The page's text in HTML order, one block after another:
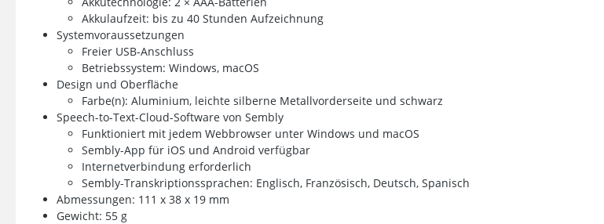
Akkulaufzeit: bis zu 40 Stunden Aufzeichnung
Systemvoraussetzungen
Freier USB-Anschluss
Betriebssystem: Windows, macOS
Design und Oberfläche
Farbe(n): Aluminium, leichte silberne Metallvorderseite und schwarz
Speech-to-Text-Cloud-Software von Sembly
Funktioniert mit jedem Webbrowser unter Windows und macOS
Sembly-App für iOS und Android verfügbar
Internetverbindung erforderlich
Sembly-Transkriptionssprachen: Englisch, Französisch, Deutsch, Spanisch
Abmessungen: 111 x 38 x 19 mm
Gewicht: 55 g